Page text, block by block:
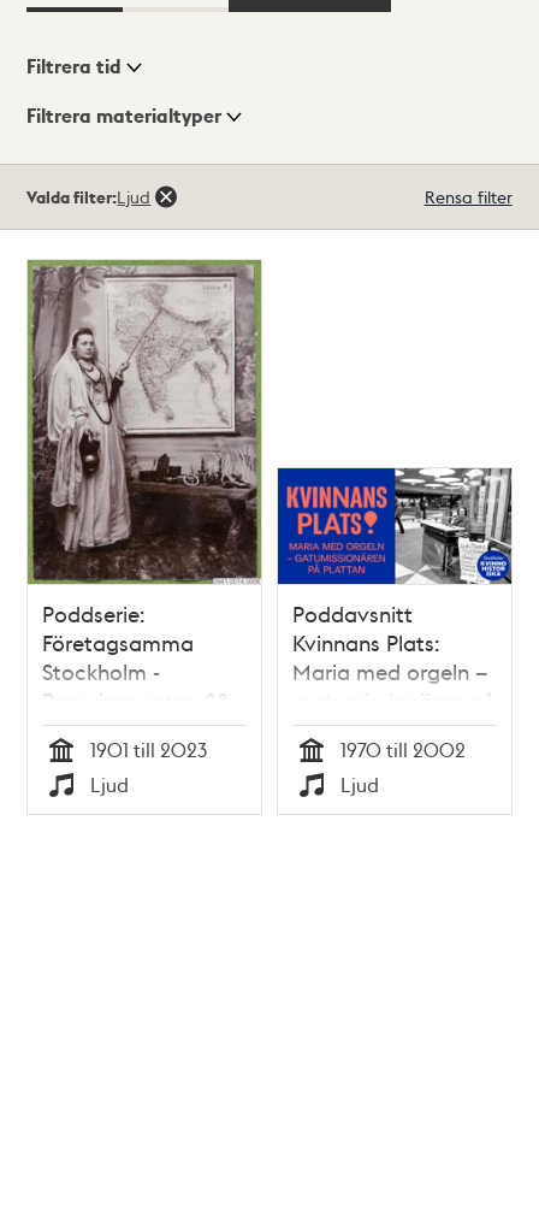
Visningsläge
Filtrera tid
Filtrera materialtyper
träffar
Valda filter:Ljud Rensa filter
Poddserie:
Företagsamma
Stockholm -
Regeringsgatan 28,
Indiska
Tid
1901 till 2023
Typ
Ljud
Poddavsnitt
Kvinnans Plats:
Maria med orgeln –
gatumissionären på
Plattan
Tid
1970 till 2002
Typ
Ljud